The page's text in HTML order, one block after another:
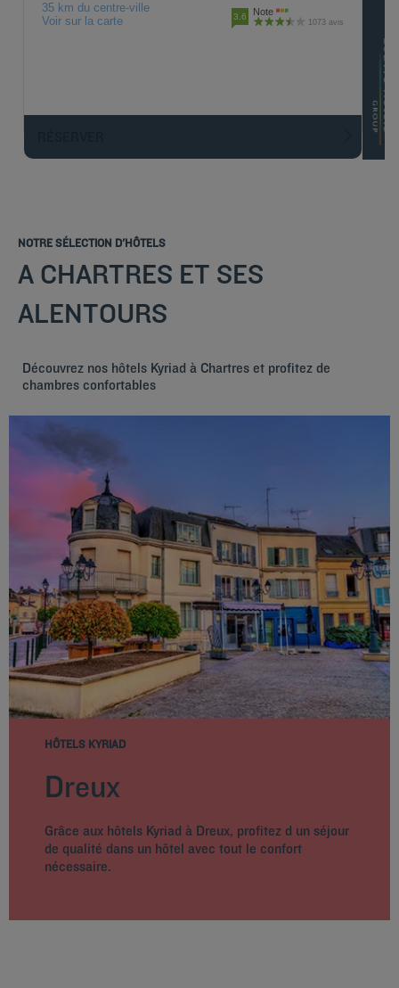
35 km du centre-ville
Voir sur la carte
3.6 Note
1073 avis
NOTRE SÉLECTION D'HÔTELS
A CHARTRES ET SES
ALENTOURS
Découvrez nos hôtels Kyriad à Chartres et profitez de
chambres confortables
HÔTELS KYRIAD
Dreux
Grâce aux hôtels Kyriad à Dreux, profitez d un séjour
de qualité dans un hôtel avec tout le confort
nécessaire.